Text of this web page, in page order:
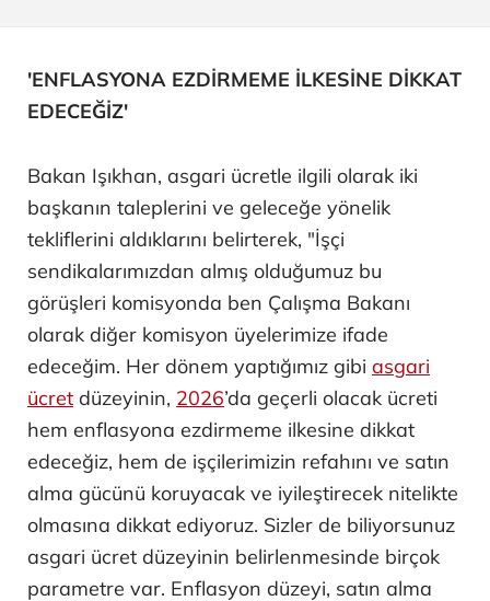
'ENFLASYONA EZDİRMEME İLKESİNE DİKKAT
EDECEĞİZ'
Bakan Işıkhan, asgari ücretle ilgili olarak iki
başkanın taleplerini ve geleceğe yönelik
tekliflerini aldıklarını belirterek, "İşçi
sendikalarımızdan almış olduğumuz bu
görüşleri komisyonda ben Çalışma Bakanı
olarak diğer komisyon üyelerimize ifade
edeceğim. Her dönem yaptığımız gibi asgari
ücret düzeyinin, 2026’da geçerli olacak ücreti
hem enflasyona ezdirmeme ilkesine dikkat
edeceğiz, hem de işçilerimizin refahını ve satın
alma gücünü koruyacak ve iyileştirecek nitelikte
olmasına dikkat ediyoruz. Sizler de biliyorsunuz
asgari ücret düzeyinin belirlenmesinde birçok
parametre var. Enflasyon düzeyi, satın alma